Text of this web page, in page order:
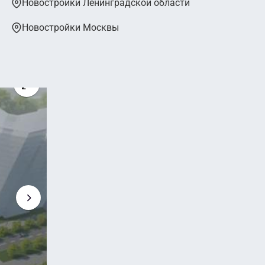
Новостройки Ленинградской области
Новостройки Москвы